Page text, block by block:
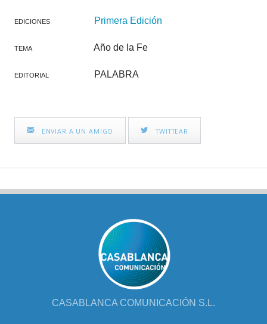
EDICIONES Primera Edición
TEMA Año de la Fe
EDITORIAL PALABRA
ENVIAR A UN AMIGO TWITTEAR
CASABLANCA COMUNICACIÓN S.L.